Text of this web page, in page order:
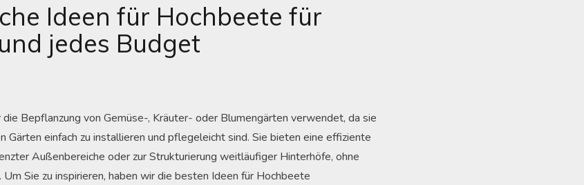
Ideen für Hochbeete für
jedes Budget
Bepflanzung von Gemüse-, Kräuter- oder Blumengärten verwendet, da sie
Gärten einfach zu installieren und pflegeleicht sind. Sie bieten eine effiziente
Außenbereiche oder zur Strukturierung weitläufiger Hinterhöfe, ohne
Sie zu inspirieren, haben wir die besten Ideen für Hochbeete